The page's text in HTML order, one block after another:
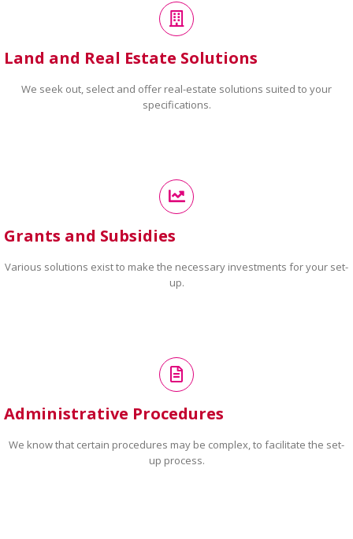
Land and Real Estate Solutions
We seek out, select and offer real-estate solutions suited to your
specifications.
Grants and Subsidies
Various solutions exist to make the necessary investments for your set-
up.
Administrative Procedures
We know that certain procedures may be complex, to facilitate the set-
up process.